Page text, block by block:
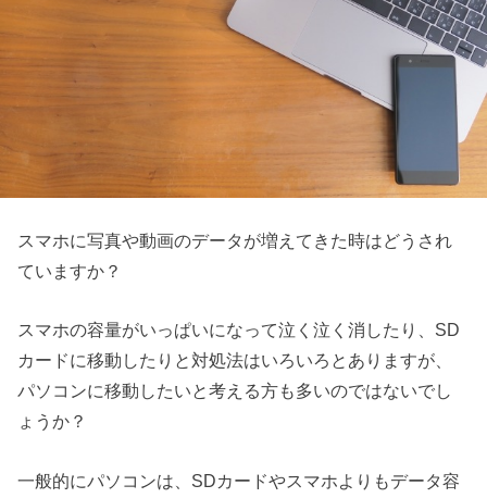
スマホに写真や動画のデータが増えてきた時はどうされ
ていますか？
スマホの容量がいっぱいになって泣く泣く消したり、SD
カードに移動したりと対処法はいろいろとありますが、
パソコンに移動したいと考える方も多いのではないでし
ょうか？
一般的にパソコンは、SDカードやスマホよりもデータ容